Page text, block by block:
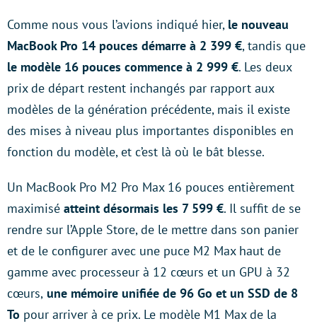
Comme nous vous l’avions indiqué hier, le nouveau
MacBook Pro 14 pouces démarre à 2 399 €, tandis que
le modèle 16 pouces commence à 2 999 €. Les deux
prix de départ restent inchangés par rapport aux
modèles de la génération précédente, mais il existe
des mises à niveau plus importantes disponibles en
fonction du modèle, et c’est là où le bât blesse.
Un MacBook Pro M2 Pro Max 16 pouces entièrement
maximisé atteint désormais les 7 599 €. Il suffit de se
rendre sur l’Apple Store, de le mettre dans son panier
et de le configurer avec une puce ‌M2 Max‌ haut de
gamme avec processeur à 12 cœurs et un GPU à 32
cœurs, une mémoire unifiée de 96 Go et un SSD de 8
To pour arriver à ce prix. Le modèle M1 Max de la